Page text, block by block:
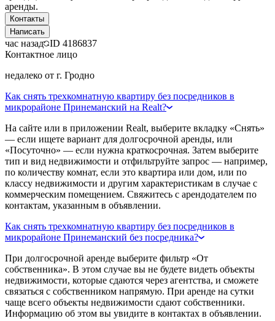
аренды.
Контакты
Написать
час назад ID 4186837
Контактное лицо
недалеко от г. Гродно
Как снять трехкомнатную квартиру без посредников в
микрорайоне Принеманский на Realt?
На сайте или в приложении Realt, выберите вкладку «Снять»
— если ищете вариант для долгосрочной аренды, или
«Посуточно» — если нужна краткосрочная. Затем выберите
тип и вид недвижимости и отфильтруйте запрос — например,
по количеству комнат, если это квартира или дом, или по
классу недвижимости и другим характеристикам в случае с
коммерческим помещением. Свяжитесь с арендодателем по
контактам, указанным в объявлении.
Как снять трехкомнатную квартиру без посредников в
микрорайоне Принеманский без посредника?
При долгосрочной аренде выберите фильтр «От
собственника». В этом случае вы не будете видеть объекты
недвижимости, которые сдаются через агентства, и сможете
связаться с собственником напрямую. При аренде на сутки
чаще всего объекты недвижимости сдают собственники.
Информацию об этом вы увидите в контактах в объявлении.